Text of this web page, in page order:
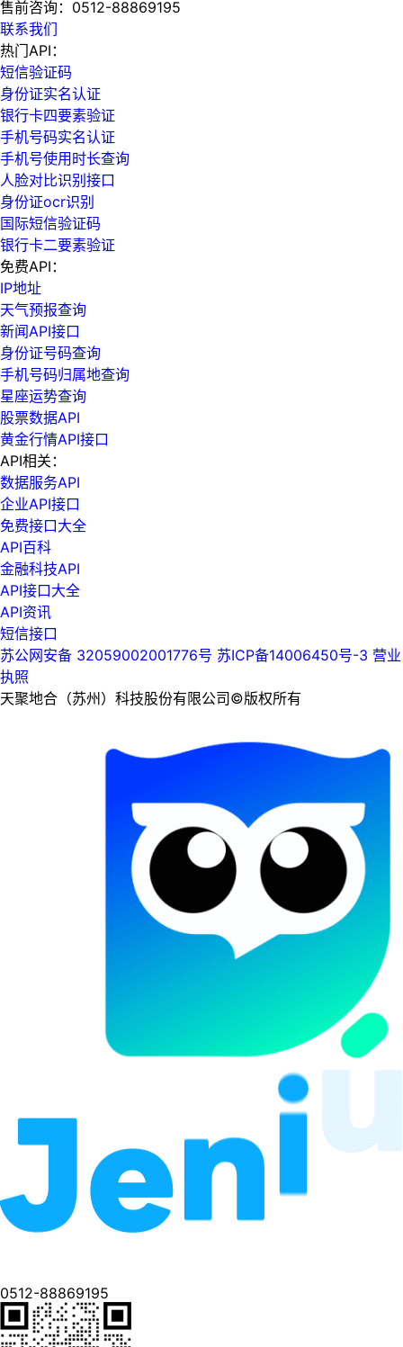
售前咨询： 0512-88869195
联系我们
热门API：
短信验证码
身份证实名认证
银行卡四要素验证
手机号码实名认证
手机号使用时长查询
人脸对比识别接口
身份证ocr识别
国际短信验证码
银行卡二要素验证
免费API：
IP地址
天气预报查询
新闻API接口
身份证号码查询
手机号码归属地查询
星座运势查询
股票数据API
黄金行情API接口
API相关：
数据服务API
企业API接口
免费接口大全
API百科
金融科技API
API接口大全
API资讯
短信接口
苏公网安备 32059002001776号 苏ICP备14006450号-3 营业
执照
天聚地合（苏州）科技股份有限公司©版权所有
0512-88869195